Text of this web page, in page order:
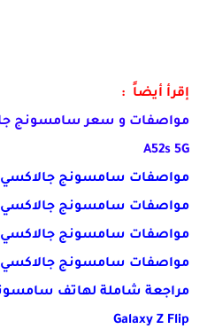
إقرأ أيضاً :
A52s 5G
مواصفات سامسونج جالاكسي Samsung Galaxy A51 5G
مواصفات سامسونج جالاكسي Samsung Galaxy A41
مواصفات سامسونج جالاكسي Samsung Galaxy M11
مواصفات سامسونج جالاكسي Samsung Galaxy A31
Galaxy Z Flip